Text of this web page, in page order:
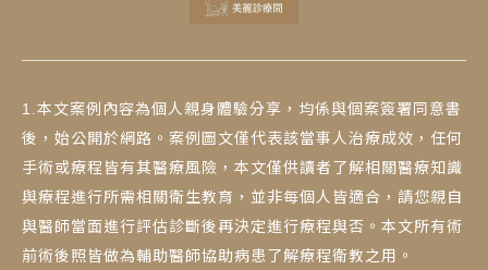
1.本文案例內容為個人親身體驗分享，均係與個案簽署同意書
後，始公開於網路。案例圖文僅代表該當事人治療成效，任何
手術或療程皆有其醫療風險，本文僅供讀者了解相關醫療知識
與療程進行所需相關衛生教育，並非每個人皆適合，請您親自
與醫師當面進行評估診斷後再決定進行療程與否。本文所有術
前術後照皆做為輔助醫師協助病患了解療程衛教之用。